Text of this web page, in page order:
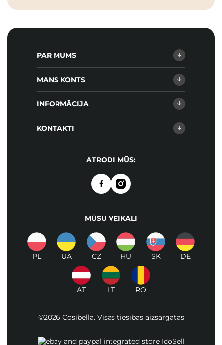
PAR MUMS
MANS KONTS
INFORMĀCIJA
KONTAKTI
ATRODI MŪS:
MŪSU VEIKALI
PL UA CZ HU SK DE
AT LT RO
©2026 Cosibella. Visas tiesības aizsargātas